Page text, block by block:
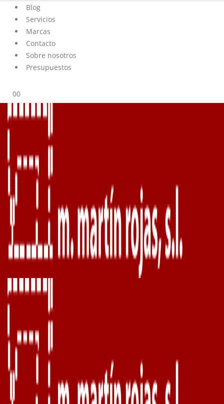
Blog
Servicios
Marcas
Contacto
Sobre nosotros
Presupuestos
00